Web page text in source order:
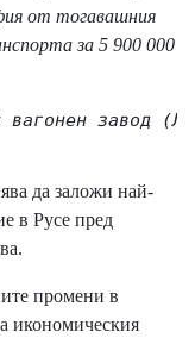
oт тoгaвaшния
зa 5 900 000
вагонен завод
да заложи най-
в Русе пред
промени в
икономическия